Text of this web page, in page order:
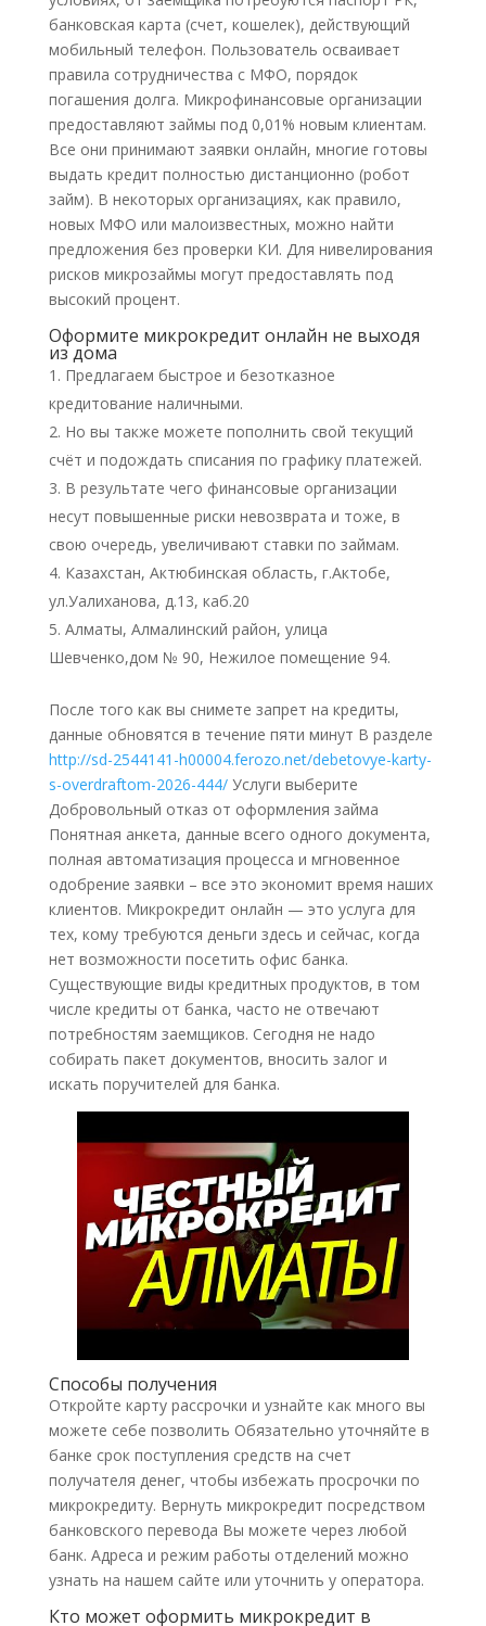
банковская карта (счет, кошелек), действующий
мобильный телефон. Пользователь осваивает
правила сотрудничества с МФО, порядок
погашения долга. Микрофинансовые организации
предоставляют займы под 0,01% новым клиентам.
Все они принимают заявки онлайн, многие готовы
выдать кредит полностью дистанционно (робот
займ). В некоторых организациях, как правило,
новых МФО или малоизвестных, можно найти
предложения без проверки КИ. Для нивелирования
рисков микрозаймы могут предоставлять под
высокий процент.
Оформите микрокредит онлайн не выходя
из дома
Предлагаем быстрое и безотказное
кредитование наличными.
Но вы также можете пополнить свой текущий
счёт и подождать списания по графику платежей.
В результате чего финансовые организации
несут повышенные риски невозврата и тоже, в
свою очередь, увеличивают ставки по займам.
Казахстан, Актюбинская область, г.Актобе,
ул.Уалиханова, д.13, каб.20
Алматы, Алмалинский район, улица
Шевченко,дом № 90, Нежилое помещение 94.
После того как вы снимете запрет на кредиты,
данные обновятся в течение пяти минут В разделе
http://sd-2544141-h00004.ferozo.net/debetovye-karty-
s-overdraftom-2026-444/Услуги выберите
Добровольный отказ от оформления займа
Понятная анкета, данные всего одного документа,
полная автоматизация процесса и мгновенное
одобрение заявки – все это экономит время наших
клиентов. Микрокредит онлайн — это услуга для
тех, кому требуются деньги здесь и сейчас, когда
нет возможности посетить офис банка.
Существующие виды кредитных продуктов, в том
числе кредиты от банка, часто не отвечают
потребностям заемщиков. Сегодня не надо
собирать пакет документов, вносить залог и
искать поручителей для банка.
Способы получения
Откройте карту рассрочки и узнайте как много вы
можете себе позволить Обязательно уточняйте в
банке срок поступления средств на счет
получателя денег, чтобы избежать просрочки по
микрокредиту. Вернуть микрокредит посредством
банковского перевода Вы можете через любой
банк. Адреса и режим работы отделений можно
узнать на нашем сайте или уточнить у оператора.
Кто может оформить микрокредит в